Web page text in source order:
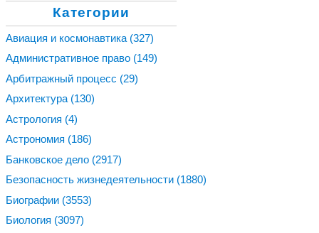
Категории
Авиация и космонавтика (327)
Административное право (149)
Арбитражный процесс (29)
Архитектура (130)
Астрология (4)
Астрономия (186)
Банковское дело (2917)
Безопасность жизнедеятельности (1880)
Биографии (3553)
Биология (3097)